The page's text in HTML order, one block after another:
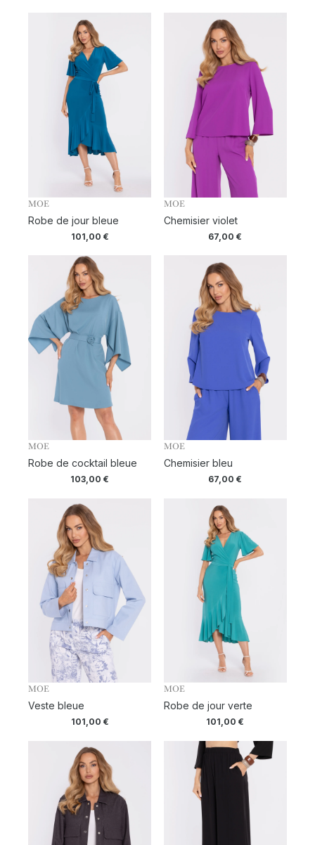
MOE
Robe de jour bleue
101,00 €
MOE
Chemisier violet
67,00€
MOE
Robe de cocktail bleue
103,00€
MOE
Chemisier bleu
67,00€
MOE
Veste bleue
101,00 €
MOE
Robe de jour verte
101,00€